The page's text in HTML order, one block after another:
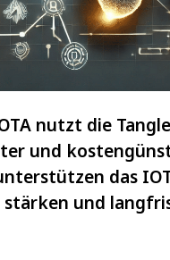
nutzt die
und
das
stärken und